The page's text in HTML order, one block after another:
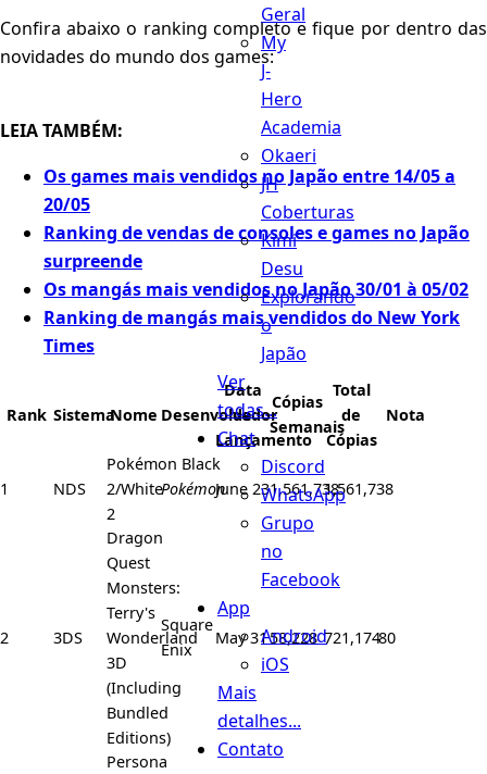
Geral
My
J-
Hero
Academia
Okaeri
JH
Coberturas
Kimi
Desu
Explorando
o
Japão
Ver
todas...
Chat
Discord
WhatsApp
Grupo
no
Facebook
App
Android
iOS
Mais
detalhes...
Contato
Confira abaixo o ranking completo e fique por dentro das
novidades do mundo dos games:
LEIA TAMBÉM:
Os games mais vendidos no Japão entre 14/05 a
20/05
Ranking de vendas de consoles e games no Japão
surpreende
Os mangás mais vendidos no Japão 30/01 à 05/02
Ranking de mangás mais vendidos do New York
Times
Rank SistemaNome Desenvolvedor
Data
de
Lançamento
Cópias
Semanais
Total
de
Cópias
Nota
1 NDS
Pokémon Black
2/White
2
PokémonJune 231,561,7381,561,738
2 3DS
Dragon
Quest
Monsters:
Terry's
Wonderland
3D
(Including
Bundled
Editions)
Square
Enix
May 3158,228 721,17480
Persona